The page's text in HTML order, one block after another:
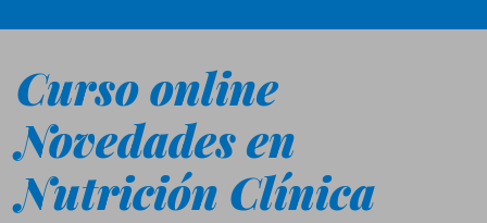
Curso online
Novedades en
Nutrición Clínica